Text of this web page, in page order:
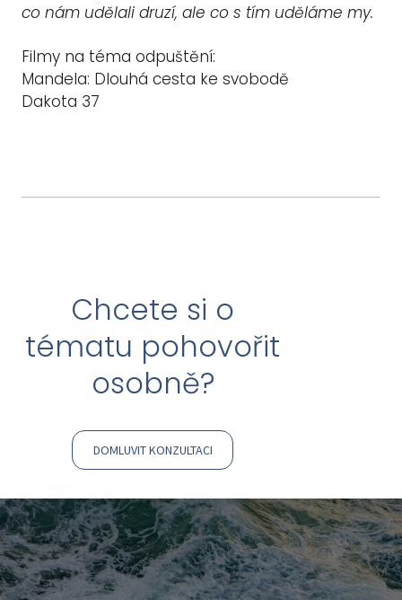
co nám udělali druzí, ale co s tím uděláme my.
Filmy na téma odpuštění:
Mandela: Dlouhá cesta ke svobodě
Dakota 37
Chcete si o
tématu pohovořit
osobně?
DOMLUVIT KONZULTACI